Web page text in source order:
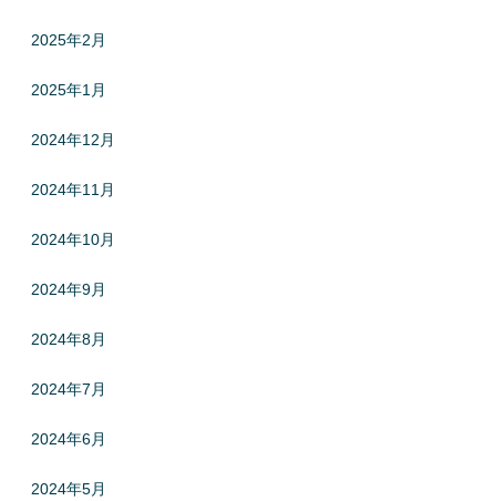
2025年2月
2025年1月
2024年12月
2024年11月
2024年10月
2024年9月
2024年8月
2024年7月
2024年6月
2024年5月